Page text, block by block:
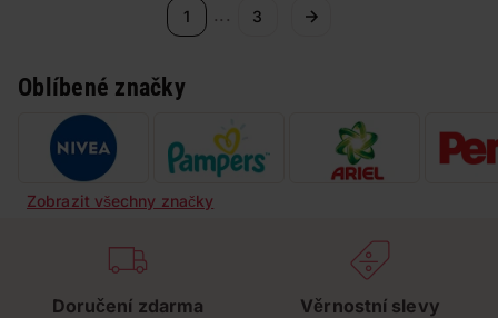
1 ... 3
Oblíbené značky
Zobrazit všechny značky
Doručení zdarma Věrnostní slevy